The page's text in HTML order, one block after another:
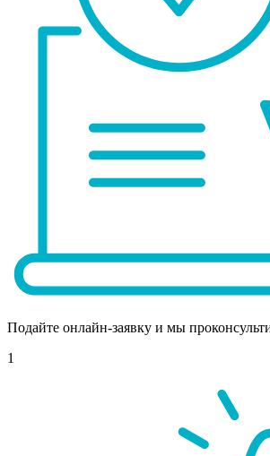
Подайте онлайн-заявку и мы
1